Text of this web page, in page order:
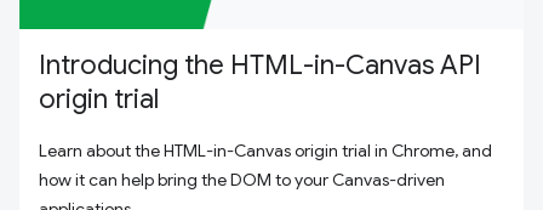
Introducing the HTML-in-Canvas API
origin trial
Learn about the HTML-in-Canvas origin trial in Chrome, and
how it can help bring the DOM to your Canvas-driven